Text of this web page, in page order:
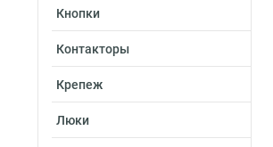
Кнопки
Контакторы
Крепеж
Люки